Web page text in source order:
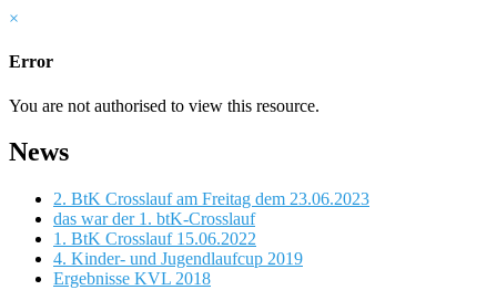
×
Error
You are not authorised to view this resource.
News
2. BtK Crosslauf am Freitag dem 23.06.2023
das war der 1. btK-Crosslauf
1. BtK Crosslauf 15.06.2022
4. Kinder- und Jugendlaufcup 2019
Ergebnisse KVL 2018